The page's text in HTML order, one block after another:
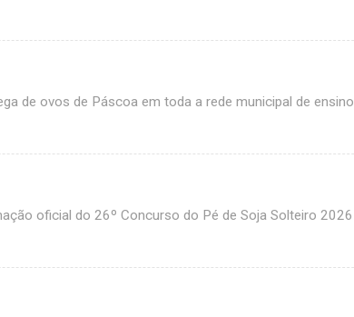
de ovos de Páscoa em toda a rede municipal de ensino
oficial do 26º Concurso do Pé de Soja Solteiro 2026